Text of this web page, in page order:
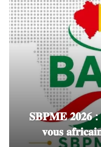
𝐒𝐁𝐏𝐌𝐄 𝟐𝟎𝟐𝟔 :
𝐯𝐨𝐮𝐬